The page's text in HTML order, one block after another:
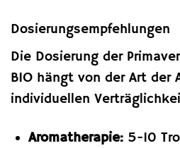
Dosierungsempfehlungen
Die Dosierung der
BIO hängt von der Art der
individuellen
Aromatherapie:5-10